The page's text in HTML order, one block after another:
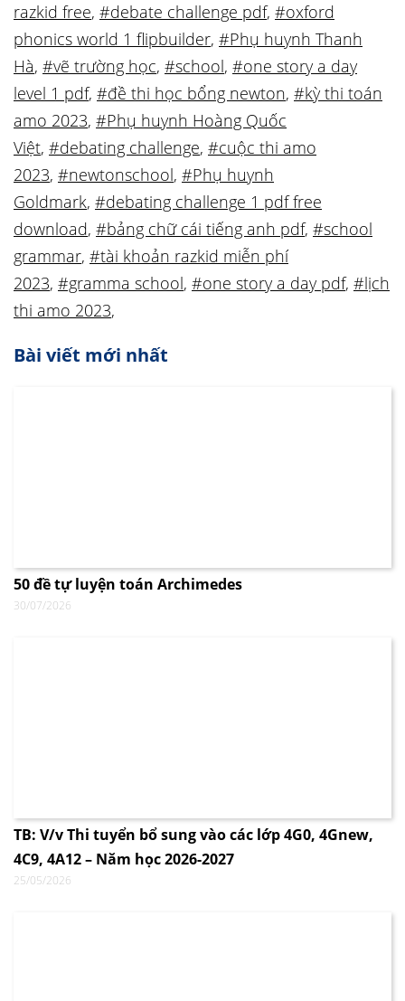
razkid free, #debate challenge pdf, #oxford
phonics world 1 flipbuilder, #Phụ huynh Thanh
Hà, #vẽ trường học, #school, #one story a day
level 1 pdf, #đề thi học bổng newton, #kỳ thi toán
amo 2023, #Phụ huynh Hoàng Quốc
Việt, #debating challenge, #cuộc thi amo
2023, #newtonschool, #Phụ huynh
Goldmark, #debating challenge 1 pdf free
download, #bảng chữ cái tiếng anh pdf, #school
grammar, #tài khoản razkid miễn phí
2023, #gramma school, #one story a day pdf, #lịch
thi amo 2023,
Bài viết mới nhất
50 đề tự luyện toán Archimedes
30/07/2026
TB: V/v Thi tuyển bổ sung vào các lớp 4G0, 4Gnew,
4C9, 4A12 – Năm học 2026-2027
25/05/2026